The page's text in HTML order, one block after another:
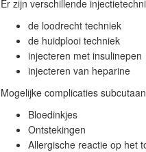
Er zijn verschillende
de loodrecht techniek
de huidplooi techniek
injecteren met insulinepen
injecteren van heparine
Mogelijke complicaties
Bloedinkjes
Ontstekingen
Allergische reactie op het